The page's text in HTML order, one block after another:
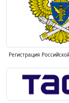
Регистрация